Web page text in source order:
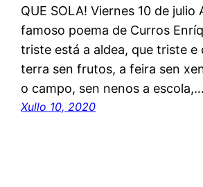
QUE SOLA! Viernes 10 de julio
famoso poema de Curros
triste está a aldea, que triste e
terra sen frutos, a feira sen
o campo, sen nenos a escola,…
Xullo 10, 2020